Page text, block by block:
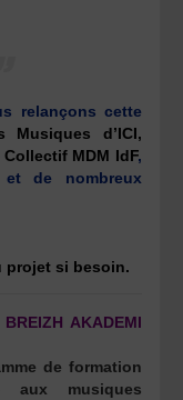
relançons cette
d’ICI,
Collectif MDM IdF,
de nombreux
projet si besoin.
AKADEMI
de formation
aux musiques